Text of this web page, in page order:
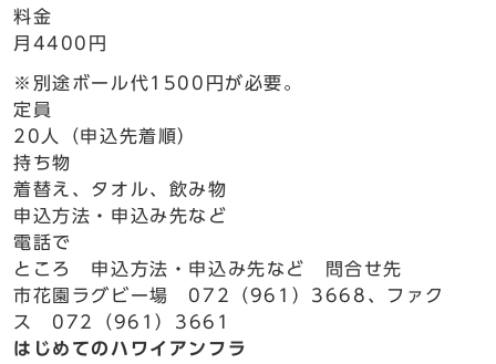
料金
月4400円
※別途ボール代1500円が必要。
定員
20人（申込先着順）
持ち物
着替え、タオル、飲み物
申込方法・申込み先など
電話で
ところ 申込方法・申込み先など 問合せ先
市花園ラグビー場 072（961）3668、ファク
ス 072（961）3661
はじめてのハワイアンフラ